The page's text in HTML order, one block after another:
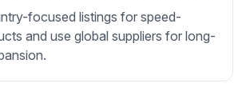
focused listings for speed-
and use global suppliers for long-